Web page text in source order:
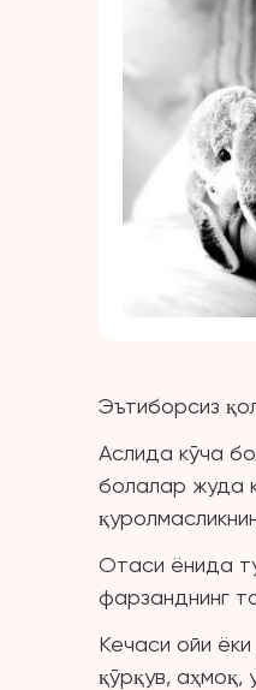
Эътиборсиз
Аслида кўча
болалар жуда
Отаси ёнида
фарзанднинг
Кечаси ойи
қўрқув, аҳмоқ,